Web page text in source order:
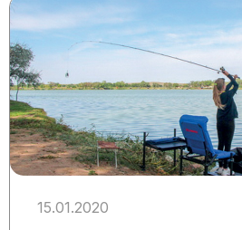
15.01.2020